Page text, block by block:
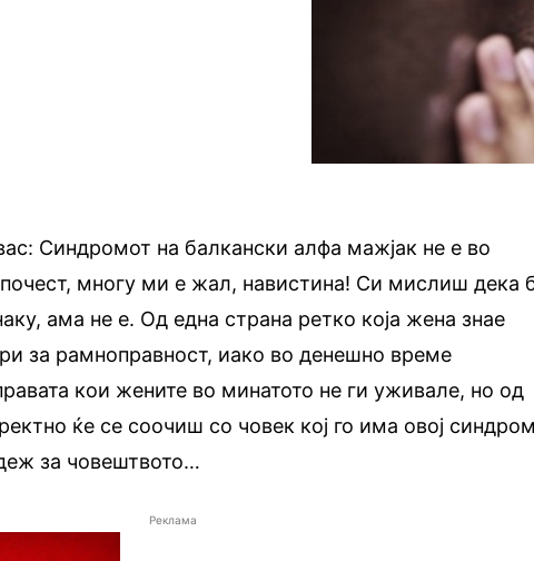
Синдромот на балкански алфа мажјак не е во
многу ми е жал, навистина! Си мислиш дека
ама не е. Од една страна ретко која жена знае
за рамноправност, иако во денешно време
кои жените во минатото не ги уживале, но од
ќе се соочиш со човек кој го има овој
за човештвото…
Реклама